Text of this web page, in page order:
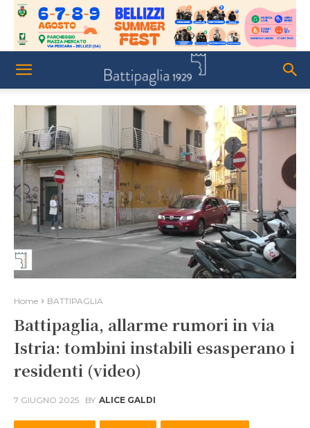
Home BATTIPAGLIA
Battipaglia, allarme rumori in via
Istria: tombini instabili esasperano i
residenti (video)
7 GIUGNO 2025 BY ALICE GALDI